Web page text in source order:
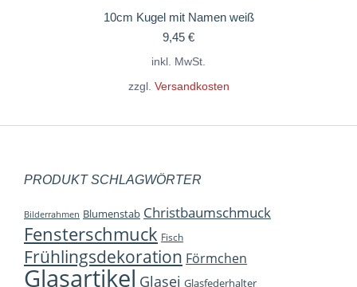
10cm Kugel mit Namen weiß
9,45 €
inkl. MwSt.
zzgl. Versandkosten
PRODUKT SCHLAGWÖRTER
Bilderrahmen Blumenstab Christbaumschmuck
Fensterschmuck Fisch
Frühlingsdekoration Förmchen
Glasartikel Glasei Glasfederhalter